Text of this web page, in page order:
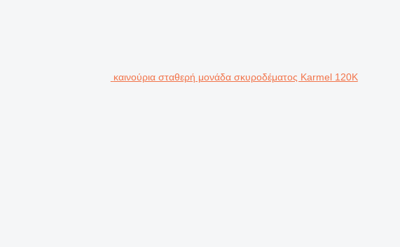
καινούρια σταθερή μονάδα σκυροδέματος Karmel 120K